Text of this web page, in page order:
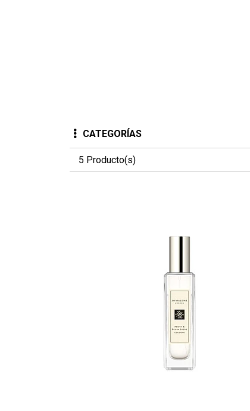
CATEGORÍAS
5 Producto(s)